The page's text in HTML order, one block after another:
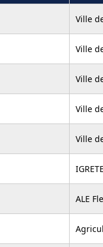
Ville
Ville
Ville
Ville
Ville
ALE